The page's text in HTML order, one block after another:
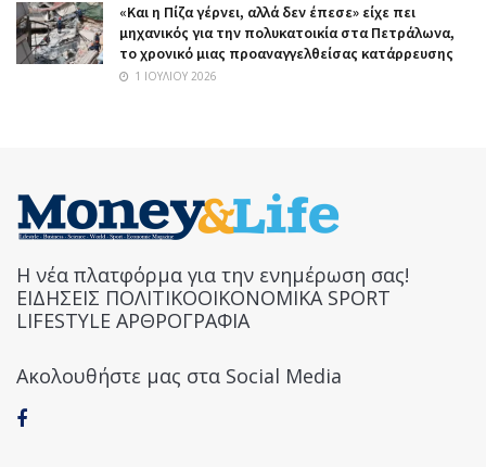
«Και η Πίζα γέρνει, αλλά δεν έπεσε» είχε πει
μηχανικός για την πολυκατοικία στα Πετράλωνα,
το χρονικό μιας προαναγγελθείσας κατάρρευσης
1 ΙΟΥΛΊΟΥ 2026
Η νέα πλατφόρμα για την ενημέρωση σας!
ΕΙΔΗΣΕΙΣ ΠΟΛΙΤΙΚΟΟΙΚΟΝΟΜΙΚΑ SPORT
LIFESTYLE ΑΡΘΡΟΓΡΑΦΙΑ
Ακολουθήστε μας στα Social Media